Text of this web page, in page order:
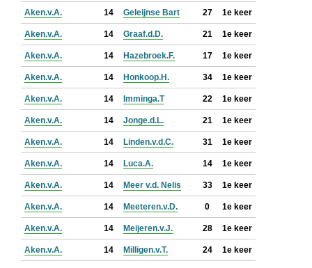
Aken.v.A. 14 Geleijnse Bart 27 1e keer
Aken.v.A. 14 Graaf.d.D. 21 1e keer
Aken.v.A. 14 Hazebroek.F. 17 1e keer
Aken.v.A. 14 Honkoop.H. 34 1e keer
Aken.v.A. 14 Imminga.T 22 1e keer
Aken.v.A. 14 Jonge.d.L. 21 1e keer
Aken.v.A. 14 Linden.v.d.C. 31 1e keer
Aken.v.A. 14 Luca.A. 14 1e keer
Aken.v.A. 14 Meer v.d. Nelis 33 1e keer
Aken.v.A. 14 Meeteren.v.D. 0 1e keer
Aken.v.A. 14 Meijeren.v.J. 28 1e keer
Aken.v.A. 14 Milligen.v.T. 24 1e keer